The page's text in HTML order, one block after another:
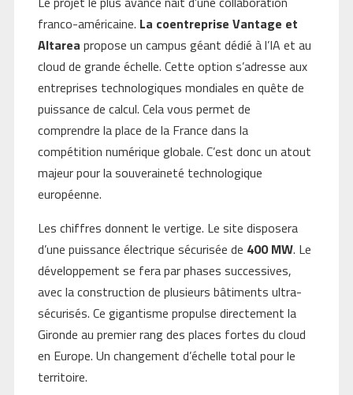
franco-américaine. La coentreprise Vantage et
Altarea propose un campus géant dédié à l’IA et au
cloud de grande échelle. Cette option s’adresse aux
entreprises technologiques mondiales en quête de
puissance de calcul. Cela vous permet de
comprendre la place de la France dans la
compétition numérique globale. C’est donc un atout
majeur pour la souveraineté technologique
européenne.
Les chiffres donnent le vertige. Le site disposera
d’une puissance électrique sécurisée de 400 MW. Le
développement se fera par phases successives,
avec la construction de plusieurs bâtiments ultra-
sécurisés. Ce gigantisme propulse directement la
Gironde au premier rang des places fortes du cloud
en Europe. Un changement d’échelle total pour le
territoire.